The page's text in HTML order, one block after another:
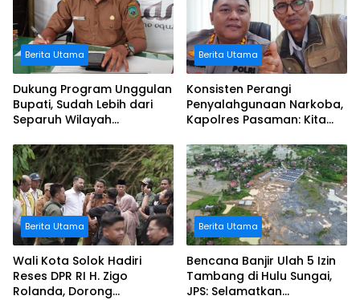
Berita Utama
Dukung Program Unggulan
Bupati, Sudah Lebih dari
Separuh Wilayah
Berhasil Terkoneksi
Berita Utama
Konsisten Perangi
Penyalahgunaan Narkoba,
Kapolres Pasaman: Kita
Hukum yang Tegas
Berita Utama
Wali Kota Solok Hadiri
Reses DPR RI H. Zigo
Rolanda, Dorong
Berita Utama
Bencana Banjir Ulah 5 Izin
Tambang di Hulu Sungai,
JPS: Selamatkan